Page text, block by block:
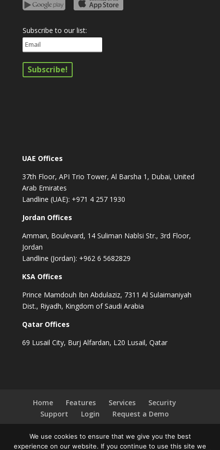
Subscribe to our list:
UAE Offices
37th Floor, API Trio Tower, Al Barsha 1, Dubai, United
Arab Emirates
Landline (UAE): +971 4 257 1930
Jordan Offices
Amman, Boulevard, 14 Suliman Nablsi Str., 3rd Floor,
Jordan
Landline (Jordan): +962 6 5682829
KSA Offices
Prince Mamdouh Ibn Abdulaziz, 7311 Al Sulaimaniyah
Dist., Riyadh, Kingdom of Saudi Arabia
Qatar Offices
69 Lusail City, Burj Alfardan, L20 Lusail, Qatar
Home Features Services
Security
Support
Login Request a Demo
We use cookies to ensure that we give you the best
experience on our website. If you continue to use this site we